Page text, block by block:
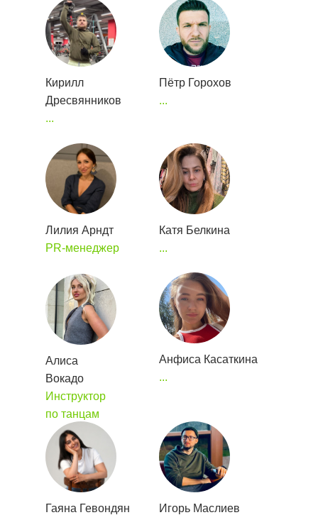
Кирилл
Дресвянников
...
Катя Белкина
...
Алиса
Вокадо
Инструктор
по танцам
Анфиса Касаткина
...
Игорь Маслиев
Гаяна Гевондян
Пётр Горохов
...
Лилия Арндт
PR-менеджер